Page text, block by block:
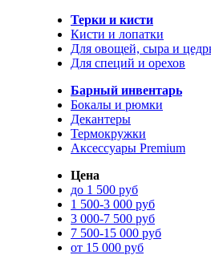
Терки и кисти
Кисти и лопатки
Для овощей, сыра и
Для специй и орехов
Барный инвентарь
Бокалы и рюмки
Декантеры
Термокружки
Аксессуары Premium
Цена
до 1 500 руб
1 500-3 000 руб
3 000-7 500 руб
7 500-15 000 руб
от 15 000 руб